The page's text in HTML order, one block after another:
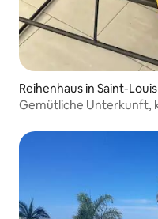
Reihenhaus in Saint-Louis
Gemütliche Unterkunft,